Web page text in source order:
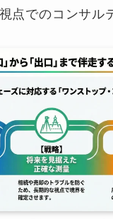
点でのコンサル